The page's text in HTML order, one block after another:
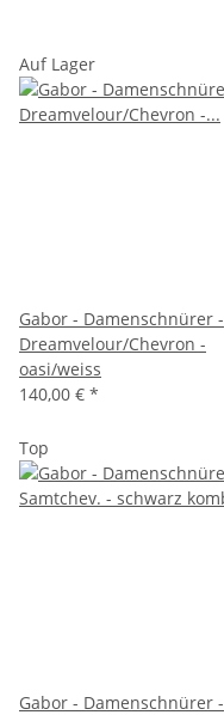
Auf Lager
Gabor - Damenschnürer -
Dreamvelour/Chevron -
oasi/weiss
140,00 € *
Top
Gabor - Damenschnürer -